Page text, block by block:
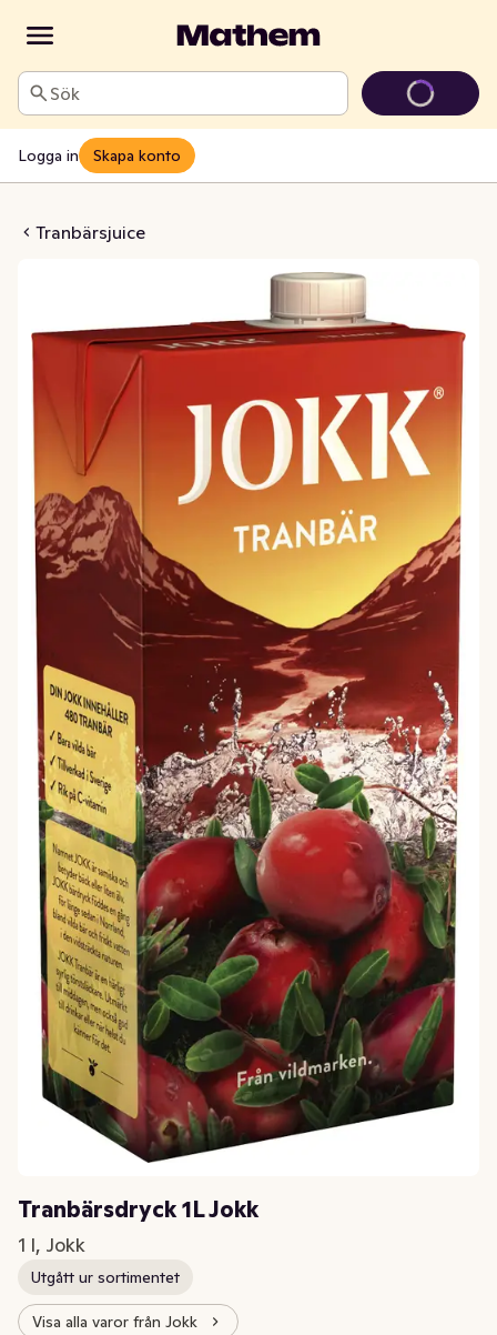
Sök
Logga in Skapa konto
Tranbärsjuice
1L Jokk
Tranbärsdryck 1L Jokk
1 l, Jokk
Utgått ur sortimentet
Visa alla varor från Jokk